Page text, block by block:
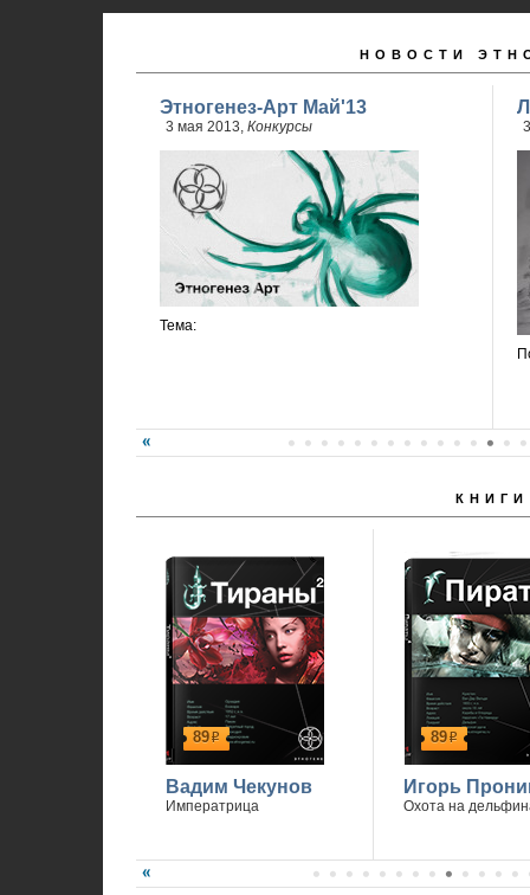
НОВОСТИ
Этногенез-Арт Май'13
3 мая 2013, Конкурсы
Тема:
КНИГИ
89р
Вадим Чекунов
Императрица
89р
Игорь
Охота на